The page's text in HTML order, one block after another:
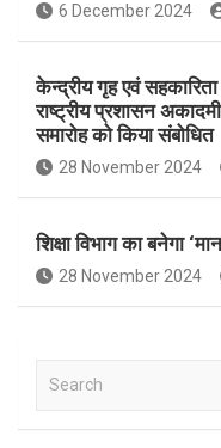
6 December 2024
केन्द्रीय गृह एवं
राष्ट्रीय प्रशासन
समारोह को किया संबोधित
28 November 2024
शिक्षा विभाग का बनेगा
28 November 2024
a